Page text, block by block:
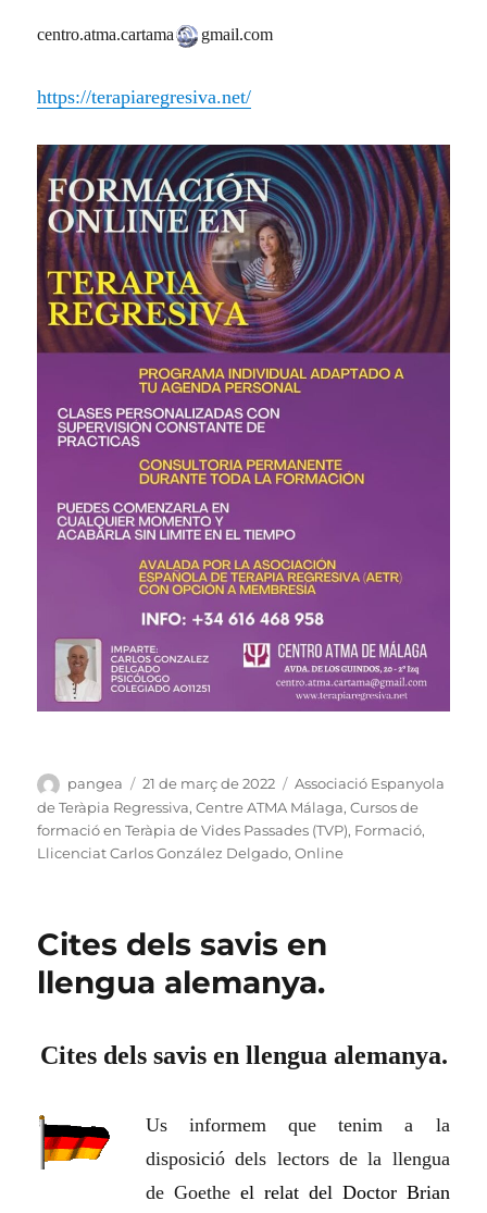
centro.atma.cartama gmail.com
https://terapiaregresiva.net/
Autor
pangea
Publicat
el
21 de març de 2022 Categories
Associació Espanyola
de Teràpia Regressiva,Centre ATMA Málaga,Cursos de
formació en Teràpia de Vides Passades (TVP), Formació,
Llicenciat Carlos González Delgado,Online
Cites dels savis en
llengua alemanya.
Cites dels savis en llengua alemanya.
Us informem que tenim a la
disposició dels lectors de la llengua
de Goethe el relat del Doctor Brian